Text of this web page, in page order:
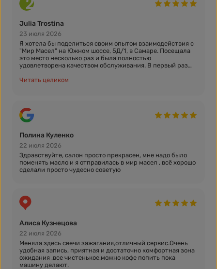
Julia Trostina
23 июля 2026
Я хотела бы поделиться своим опытом взаимодействия с
"Мир Масел" на Южном шоссе, 5Д/1, в Самаре. Посещала
это место несколько раз и была полностью
удовлетворена качеством обслуживания. В первый раз
хочу отметить, что здесь очень уютная зона ожидания,
второй раз я приехала на заправку кондиционера, и все
прошло успешно, без каких-либо проблем. Кстати, стоит
отметить, что мне замену масла делали бесплатно, так
как я покупала масло именно в "Мире Масел". Отдельное
спасибо менеджеру, который оказал мне консультацию
по моим вопросам и помог подобрать масло для моего
автомобиля, а также мастеру, который
проконсультировал меня относительно состояния других
жидкостей в моем автомобиле. Мне все понравилось,
обязательно приеду еще раз!
Читать целиком
Полина Куленко
22 июля 2026
Здравствуйте, салон просто прекрасен, мне надо было
поменять масло и я отправилась в мир масел , всё хорошо
сделали просто чудесно советую
Алиса Кузнецова
22 июля 2026
Меняла здесь свечи зажагания,отличный сервис.Очень
удобная запись, приятная и достаточно комфортная зона
ожидания ,все чистенькое,можно кофе попить пока
машину делают.